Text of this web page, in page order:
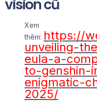
vision cũ
Xem
thêm: https://
unveiling-
eula-a-
to-genshin-
enigmatic-
2025/